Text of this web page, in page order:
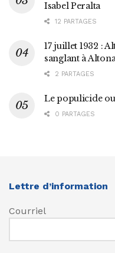
Isabel Peralta
12 PARTAGES
17 juillet 1932 :
sanglant à
2 PARTAGES
Le populicide
0 PARTAGES
Lettre d’information
Courriel